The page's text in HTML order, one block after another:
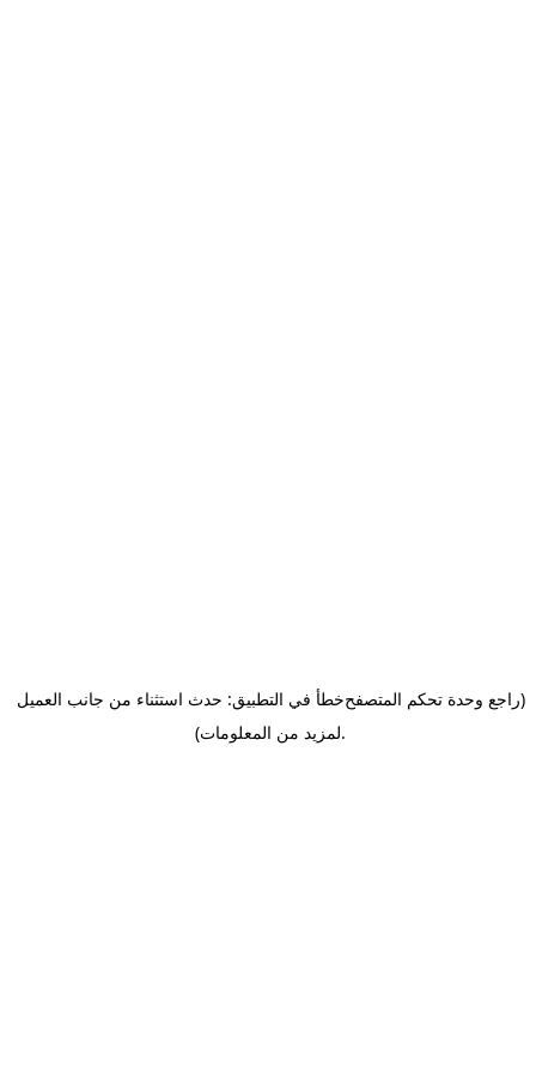
خطأ في التطبيق: حدث استثناء من جانب العميل(راجع وحدة تحكم المتصفح
لمزيد من المعلومات).